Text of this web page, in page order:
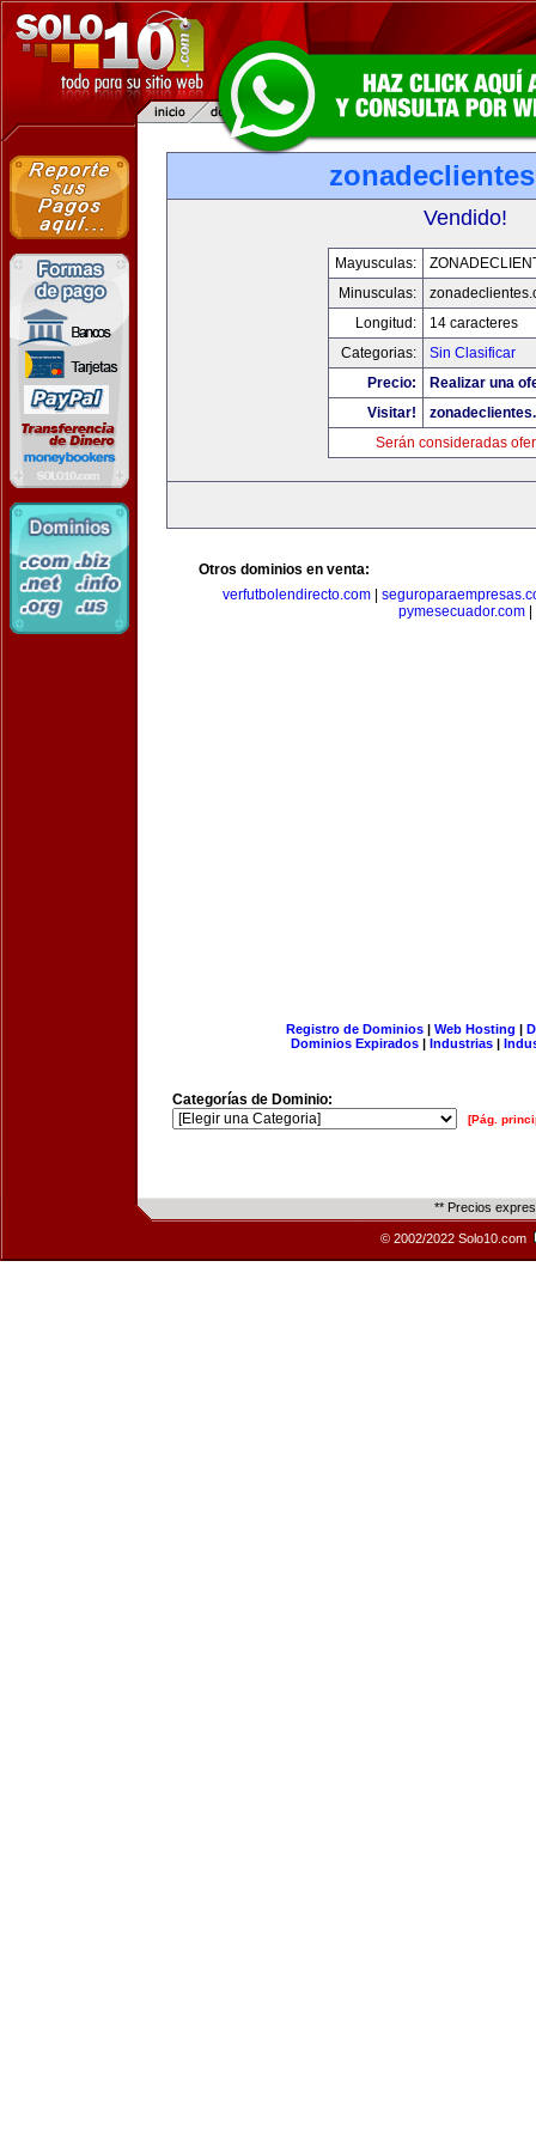
Vendido!
Mayusculas:
Minusculas:
Longitud:
14 caracteres
Categorias:
Sin Clasificar
Precio:
Realizar una
Visitar!
Serán consideradas
Otros dominios en venta:
verfutbolendirecto.com|
pymesecuador.com
Registro de Dominios| Web Hosting |
Dominios Expirados | Industrias |
Categorías de Dominio:
[Pág.
** Precios
© 2002/2022 Solo10.com